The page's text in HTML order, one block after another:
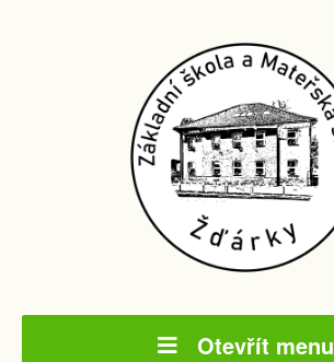
Otevřít menu